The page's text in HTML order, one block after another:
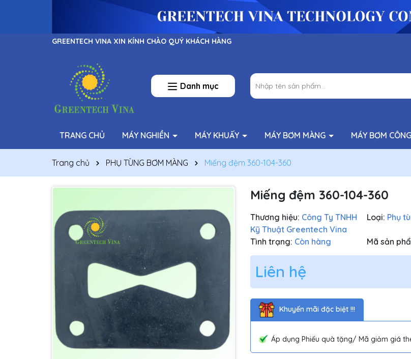
GREENTECH VINA XIN KÍNH CHÀO QUÝ KHÁCH HÀNG
Danh mục
TRANG CHỦ MÁY NGHIỀN MÁY KHUẤY MÁY BƠM MÀNG MÁY BƠM
Trang chủ PHỤ TÙNG BƠM MÀNG Miếng đệm 360-104-360
Miếng đệm 360-104-360
Thương hiệu: Công Ty TNHH
Kỹ Thuật Greentech Vina
Loại: Phụ
Tình trạng: Còn hàng Mã sản
Liên hệ
Khuyến mãi đặc biệt !!!
Áp dụng Phiếu quà tặng/ Mã giảm giá